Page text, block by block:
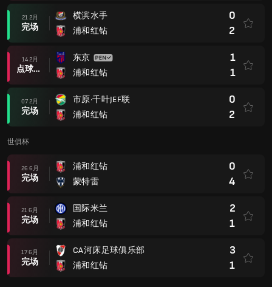
21 2月
完场
横滨水手
浦和红钻
0
2
14 2月
点球大战后
东京
浦和红钻
1
1
07 2月
完场
市原·千叶JEF联
浦和红钻
0
2
世俱杯
26 6月
完场
浦和红钻
蒙特雷
0
4
21 6月
完场
国际米兰
浦和红钻
2
1
17 6月
完场
CA河床足球俱乐部
浦和红钻
3
1